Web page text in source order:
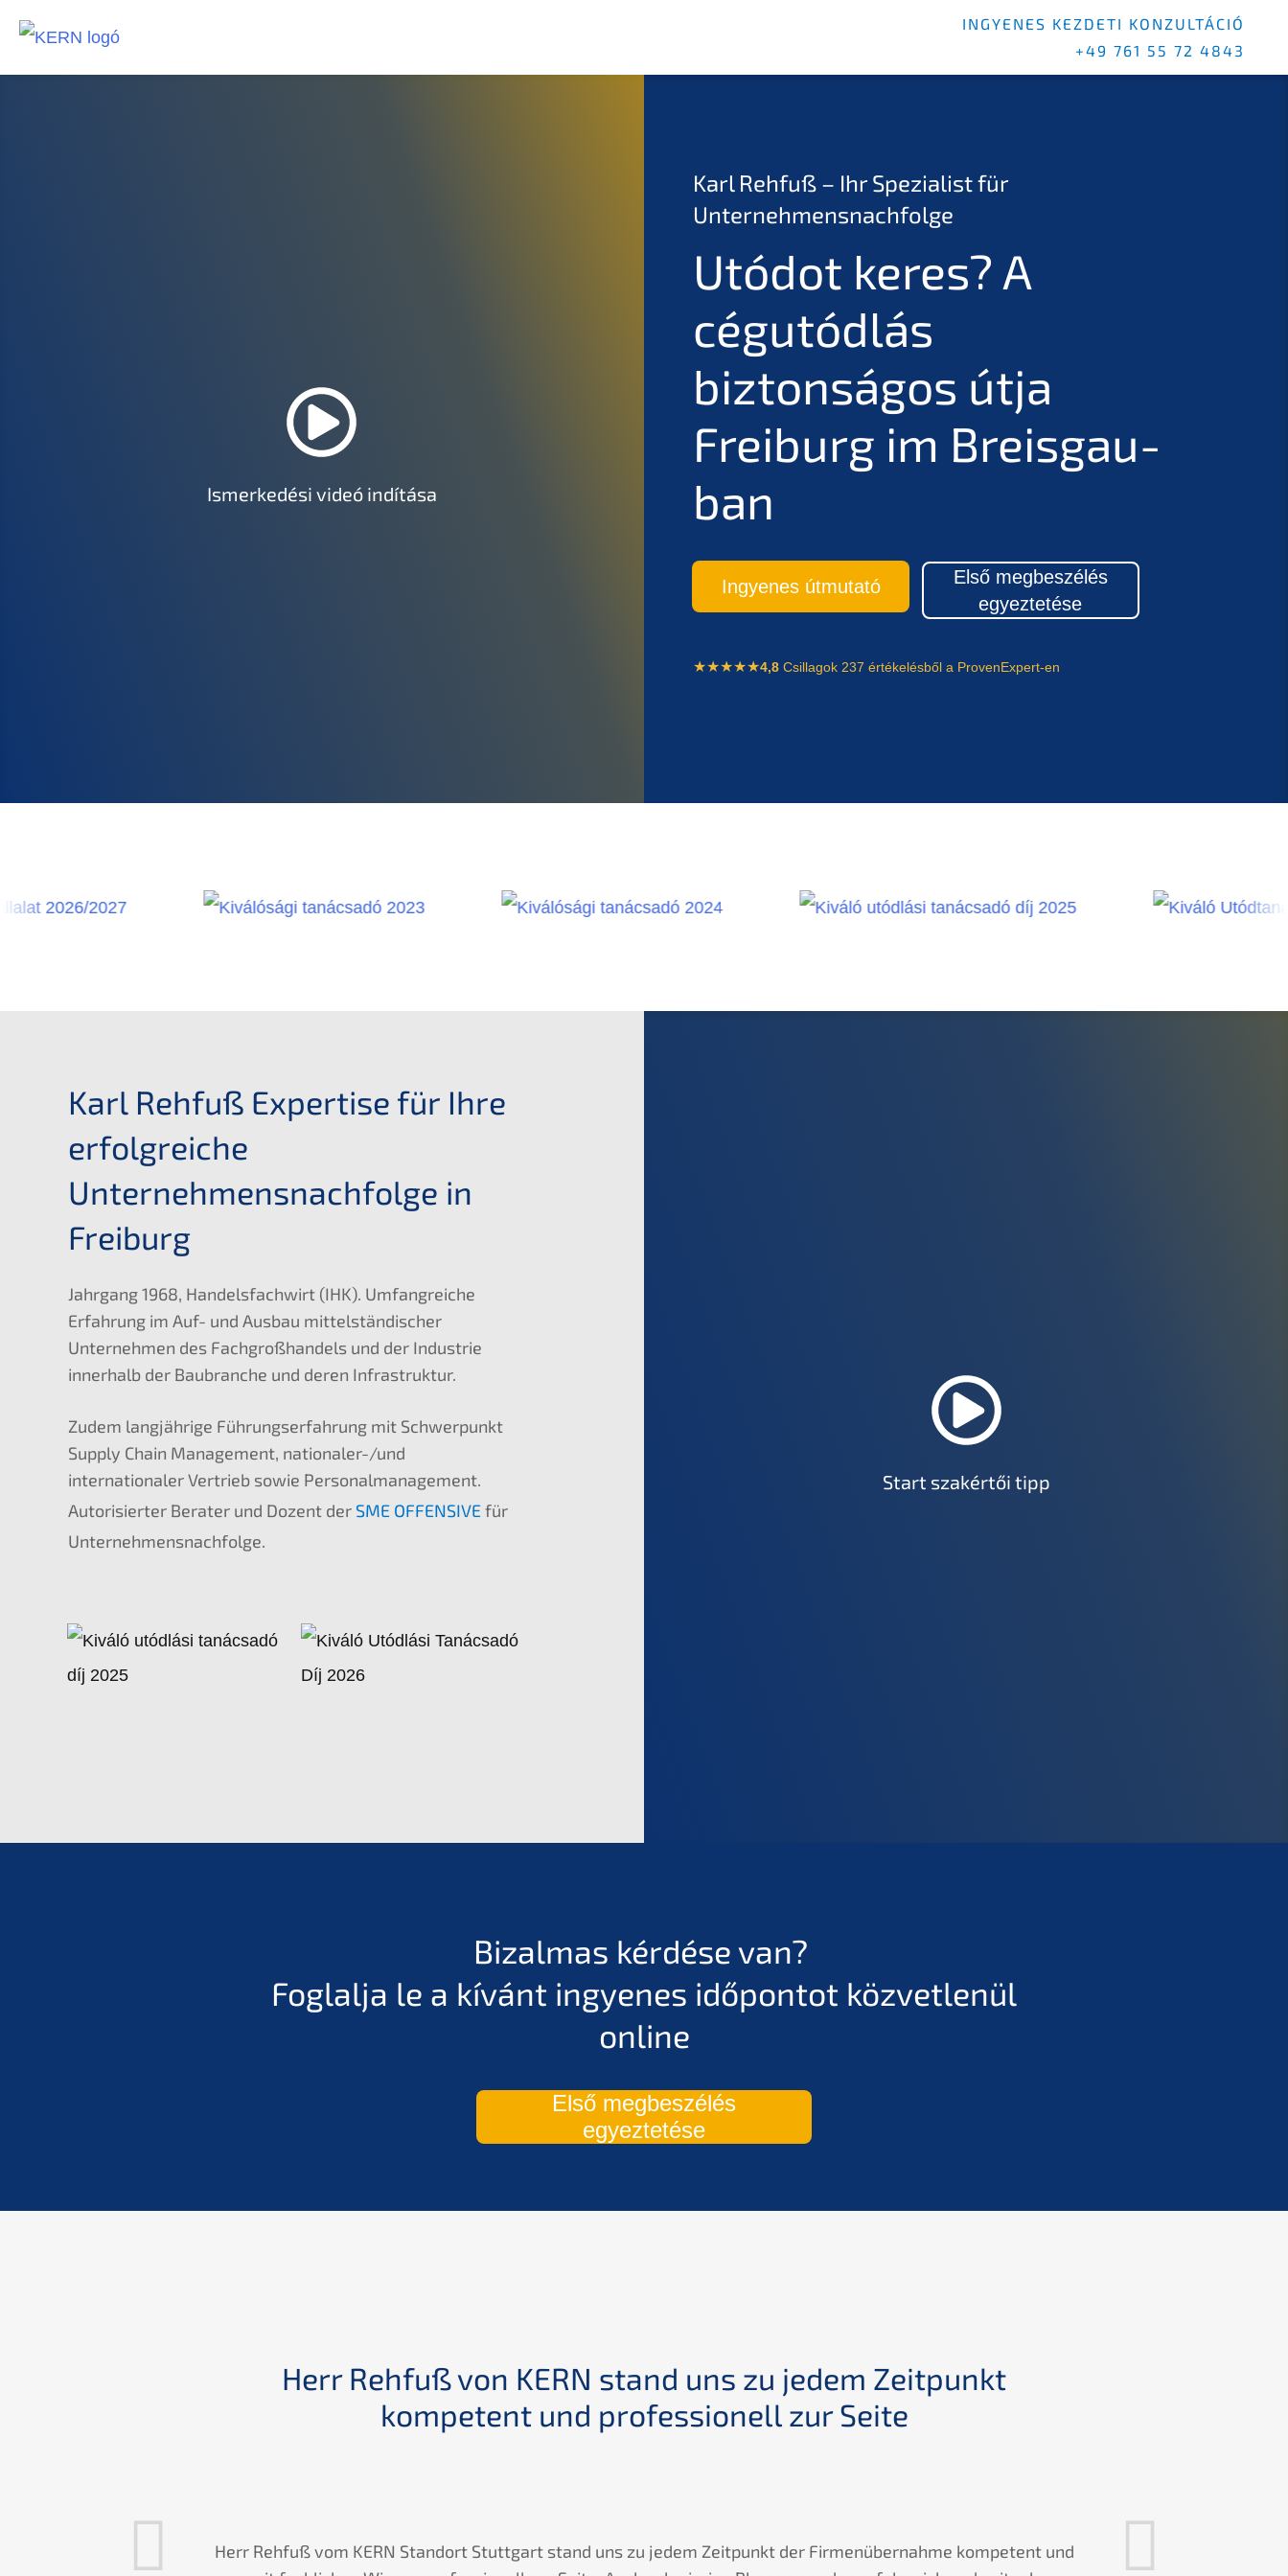
INGYENES KEZDETI KONZULTÁCIÓ
+49 761 55 72 4843
Karl Rehfuß – Ihr Spezialist für
Unternehmensnachfolge
Utódot keres? A
cégutódlás
biztonságos útja
Freiburg im Breisgau-
ban
Ingyenes útmutató
Első megbeszélés
egyeztetése
4,8 Csillagok 237 értékelésből a ProvenExpert-en
Ismerkedési videó indítása
Karl Rehfuß Expertise für Ihre
erfolgreiche
Unternehmensnachfolge in
Freiburg
Jahrgang 1968, Handelsfachwirt (IHK). Umfangreiche
Erfahrung im Auf- und Ausbau mittelständischer
Unternehmen des Fachgroßhandels und der Industrie
innerhalb der Baubranche und deren Infrastruktur.
Zudem langjährige Führungserfahrung mit Schwerpunkt
Supply Chain Management, nationaler-/und
internationaler Vertrieb sowie Personalmanagement.
Autorisierter Berater und Dozent der SME OFFENSIVEfür
Unternehmensnachfolge.
Start szakértői tipp
Bizalmas kérdése van?
Foglalja le a kívánt ingyenes időpontot közvetlenül
online
Első megbeszélés
egyeztetése
Herr Rehfuß von KERN stand uns zu jedem Zeitpunkt
kompetent und professionell zur Seite
Herr Rehfuß vom KERN Standort Stuttgart stand uns zu jedem Zeitpunkt der Firmenübernahme kompetent und